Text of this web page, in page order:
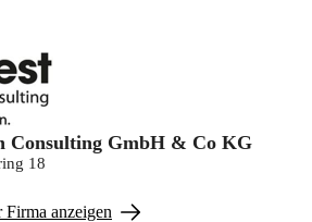
Consulting GmbH & Co KG
18
Firma anzeigen